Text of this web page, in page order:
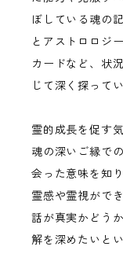
ぼしている魂の
とアストロロジ
カードなど、状
じて深く探って
霊的成長を促す
魂の深いご縁で
会った意味を知
霊感や霊視がで
話が真実かどう
解を深めたいとい